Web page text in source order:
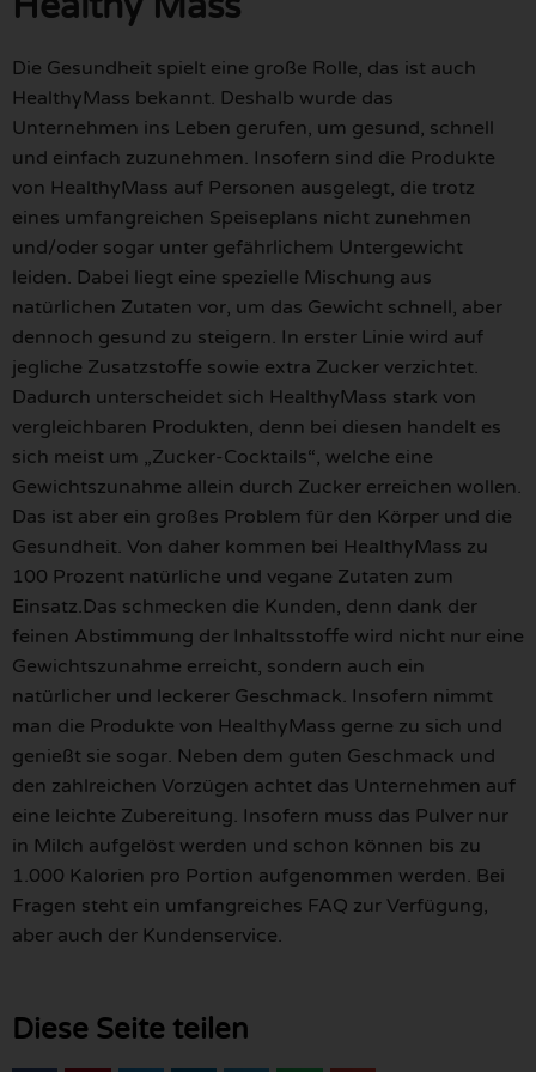
Die Gesundheit spielt eine große Rolle, das ist auch
HealthyMass bekannt. Deshalb wurde das
Unternehmen ins Leben gerufen, um gesund, schnell
und einfach zuzunehmen. Insofern sind die Produkte
von HealthyMass auf Personen ausgelegt, die trotz
eines umfangreichen Speiseplans nicht zunehmen
und/oder sogar unter gefährlichem Untergewicht
leiden. Dabei liegt eine spezielle Mischung aus
natürlichen Zutaten vor, um das Gewicht schnell, aber
dennoch gesund zu steigern. In erster Linie wird auf
jegliche Zusatzstoffe sowie extra Zucker verzichtet.
Dadurch unterscheidet sich HealthyMass stark von
vergleichbaren Produkten, denn bei diesen handelt es
sich meist um „Zucker-Cocktails“, welche eine
Gewichtszunahme allein durch Zucker erreichen wollen.
Das ist aber ein großes Problem für den Körper und die
Gesundheit. Von daher kommen bei HealthyMass zu
100 Prozent natürliche und vegane Zutaten zum
Einsatz.Das schmecken die Kunden, denn dank der
feinen Abstimmung der Inhaltsstoffe wird nicht nur eine
Gewichtszunahme erreicht, sondern auch ein
natürlicher und leckerer Geschmack. Insofern nimmt
man die Produkte von HealthyMass gerne zu sich und
genießt sie sogar. Neben dem guten Geschmack und
den zahlreichen Vorzügen achtet das Unternehmen auf
eine leichte Zubereitung. Insofern muss das Pulver nur
in Milch aufgelöst werden und schon können bis zu
1.000 Kalorien pro Portion aufgenommen werden. Bei
Fragen steht ein umfangreiches FAQ zur Verfügung,
aber auch der Kundenservice.
Diese Seite teilen